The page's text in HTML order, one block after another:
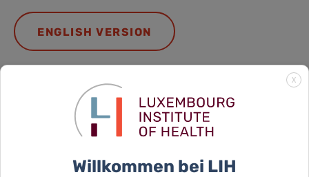
ENGLISH VERSION
DEUTSCHE AUSGABE
VERSION FRANÇAISE
X
Willkommen bei LIH